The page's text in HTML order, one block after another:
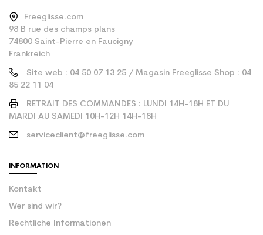
Freeglisse.com
98 B rue des champs plans
74800 Saint-Pierre en Faucigny
Frankreich
Site web : 04 50 07 13 25 / Magasin Freeglisse Shop : 04
85 22 11 04
RETRAIT DES COMMANDES : LUNDI 14H-18H ET DU
MARDI AU SAMEDI 10H-12H 14H-18H
serviceclient@freeglisse.com
INFORMATION
Kontakt
Wer sind wir?
Rechtliche Informationen